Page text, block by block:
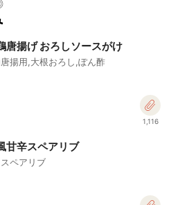
唐揚げ おろしソースがけ
揚用,大根おろし,ぽん酢
1,116
甘辛スペアリブ
ペアリブ